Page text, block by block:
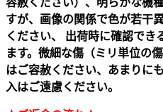
すが、画像の関係で色が若干
ください、 出荷時に確認でき
ます。微細な傷（ミリ単位の
はご容赦ください、あまりに
入はご遠慮ください。